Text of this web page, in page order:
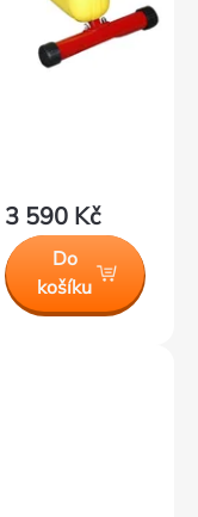
3 590 Kč
Do
košíku